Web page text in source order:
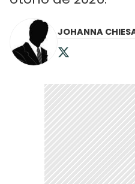
JOHANNA